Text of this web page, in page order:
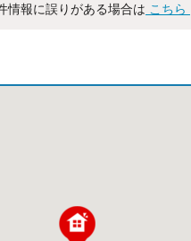
情報に誤りがある場合は こちら